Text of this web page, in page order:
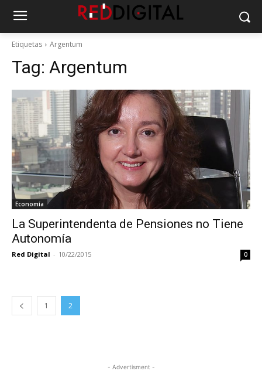
Etiquetas Argentum
Tag: Argentum
Economía
La Superintendenta de Pensiones no Tiene
Autonomía
Red Digital - 10/22/2015 0
1 2
- Advertisment -